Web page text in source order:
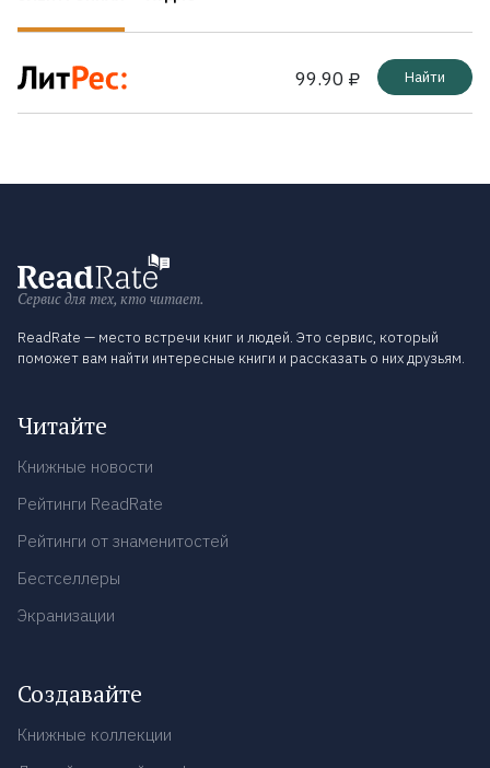
99.90 ₽ Найти
Сервис для тех, кто читает.
ReadRate — место встречи книг и людей. Это сервис, который
поможет вам найти интересные книги и рассказать о них друзьям.
Читайте
Книжные новости
Рейтинги ReadRate
Рейтинги от знаменитостей
Бестселлеры
Экранизации
Создавайте
Книжные коллекции